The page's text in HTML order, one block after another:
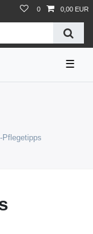
0 0,00 EUR
☰
Pflegetipps